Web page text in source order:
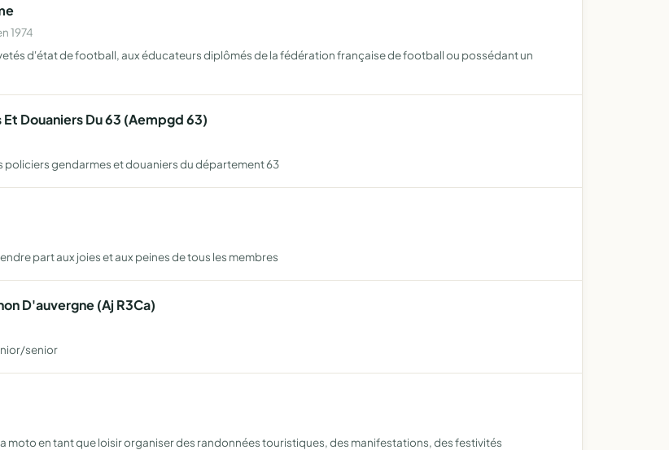
1974
d'état de football, aux éducateurs diplômés de la fédération française de football ou possédant un
Douaniers Du 63 (Aempgd 63)
gendarmes et douaniers du département 63
part aux joies et aux peines de tous les membres
D'auvergne (Aj R3Ca)
senior
en tant que loisir organiser des randonnées touristiques, des manifestations, des festivités